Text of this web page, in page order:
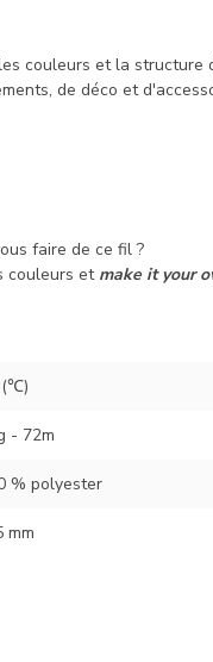
couleurs et la structure
de déco et
faire de ce fil ?
couleurs et make it your
(℃)
- 72m
% polyester
mm